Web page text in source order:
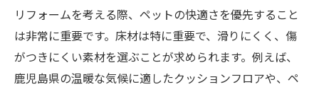
リフォームで鹿児島県の自然を取り入れるペッ
ト向けアイデア
ペットと一緒に楽しむガーデニングスペー
ス
リフォームを考える際、ペットの快適さを優先すること
は非常に重要です。床材は特に重要で、滑りにくく、傷
がつきにくい素材を選ぶことが求められます。例えば、
鹿児島県の温暖な気候に適したクッションフロアや、ペ